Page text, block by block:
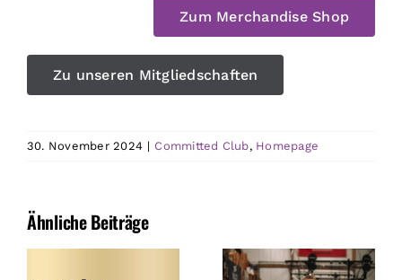
Zum Merchandise Shop
Zu unseren Mitgliedschaften
30. November 2024 | Committed Club, Homepage
Ähnliche Beiträge